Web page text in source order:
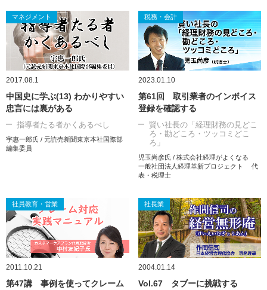
マネジメント
2017.08.1
中国史に学ぶ(13) わかりやすい
忠言には裏がある
指導者たる者かくあるべし
宇惠一郎氏 / 元読売新聞東京本社国際部
編集委員
税務・会計
2023.01.10
第61回 取引業者のインボイス
登録を確認する
賢い社長の「経理財務の見どこ
ろ・勘どころ・ツッコミどこ
ろ」
児玉尚彦氏 / 株式会社経理がよくなる
一般社団法人経理革新プロジェクト 代
表・税理士
社員教育・営業
2011.10.21
第47講 事例を使ってクレーム
社長業
2004.01.14
Vol.67 タブーに挑戦する